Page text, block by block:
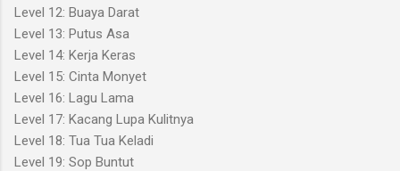
Level 12: Buaya Darat
Level 13: Putus Asa
Level 14: Kerja Keras
Level 15: Cinta Monyet
Level 16: Lagu Lama
Level 17: Kacang Lupa Kulitnya
Level 18: Tua Tua Keladi
Level 19: Sop Buntut